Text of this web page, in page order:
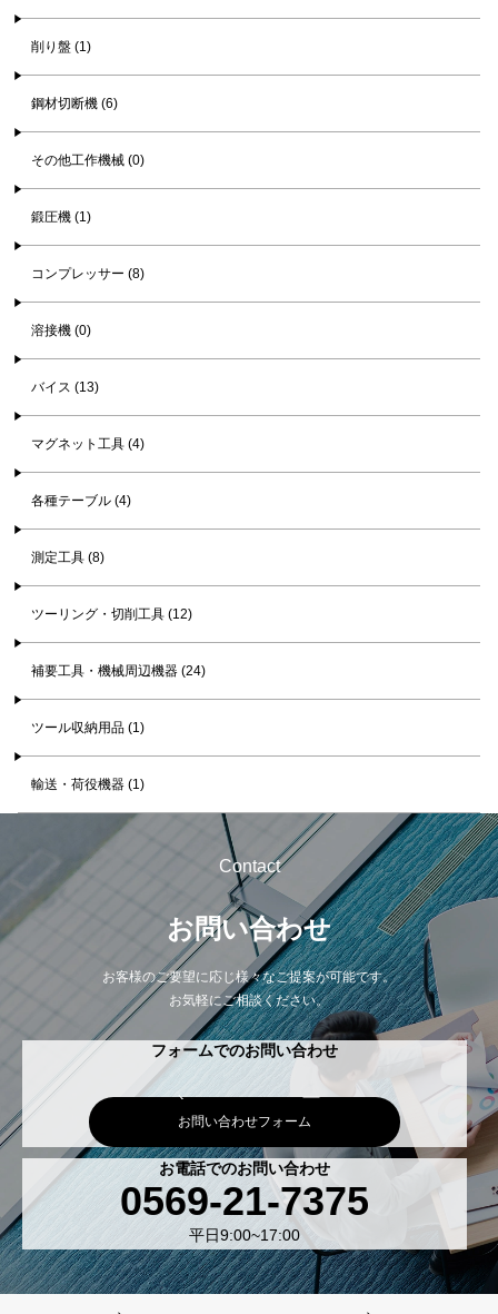
削り盤 (1)
鋼材切断機 (6)
その他工作機械 (0)
鍛圧機 (1)
コンプレッサー (8)
溶接機 (0)
バイス (13)
マグネット工具 (4)
各種テーブル (4)
測定工具 (8)
ツーリング・切削工具 (12)
補要工具・機械周辺機器 (24)
ツール収納用品 (1)
輸送・荷役機器 (1)
Contact
お問い合わせ
お客様のご要望に応じ様々なご提案が可能です。
お気軽にご相談ください。
フォームでのお問い合わせ
お問い合わせフォーム
お電話でのお問い合わせ
0569-21-7375
平日9:00~17:00